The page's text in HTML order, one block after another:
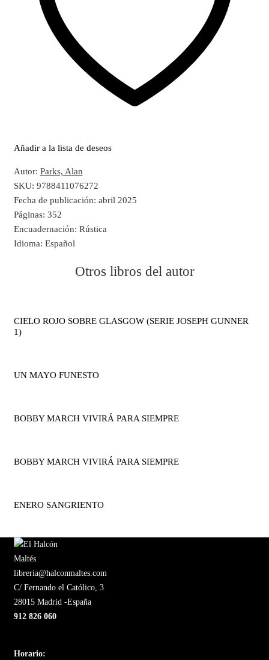
Añadir a la lista de deseos
Autor: Parks, Alan
SKU: 9788411076272
Fecha de publicación: abril 2025
Páginas: 352
Encuadernación: Rústica
Idioma: Español
Otros libros del autor
CIELO ROJO SOBRE GLASGOW (SERIE JOSEPH GUNNER
1)
UN MAYO FUNESTO
BOBBY MARCH VIVIRÁ PARA SIEMPRE
BOBBY MARCH VIVIRÁ PARA SIEMPRE
ENERO SANGRIENTO
libreria@halconmaltes.com
C/ Fernando el Católico, 3
28015 Madrid -España
912 826 060
Horario: